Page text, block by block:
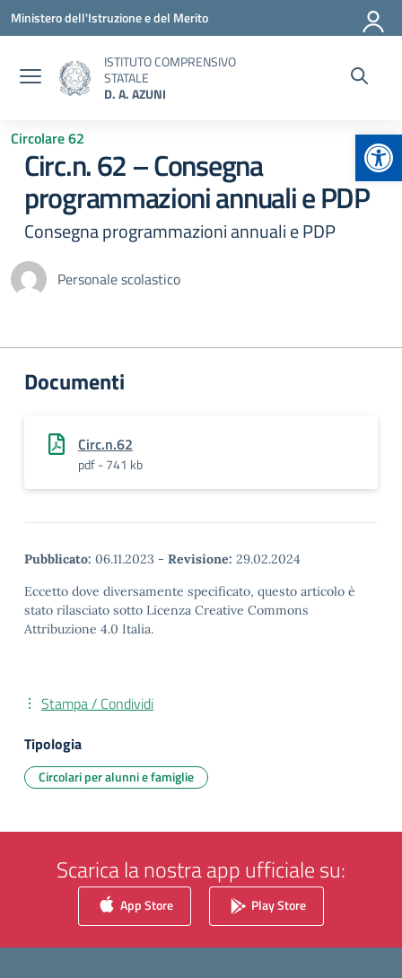
Vai ai contenuti
Vai al menu di navigazione
Vai al footer
Ministero dell'Istruzione e del Merito
ISTITUTO COMPRENSIVO
STATALE
D. A. AZUNI
Circolare 62
Circ.n. 62 – Consegna
programmazioni annuali e PDP
Consegna programmazioni annuali e PDP
Personale scolastico
Documenti
Circ.n.62
pdf - 741 kb
Pubblicato: 06.11.2023 - Revisione: 29.02.2024
Eccetto dove diversamente specificato, questo articolo è
stato rilasciato sotto Licenza Creative Commons
Attribuzione 4.0 Italia.
Stampa / Condividi
Tipologia
Circolari per alunni e famiglie
Scarica la nostra app ufficiale su:
App Store Play Store